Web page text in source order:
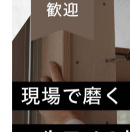
さが生まれます。 大工の
ず、建物の設計段階から
さを両立させることが求
も、環境意識の高まりと
います。特に、持続可能
中で、大工の存在意義は
採用市場では、優れた技
ており、若い世代の技術